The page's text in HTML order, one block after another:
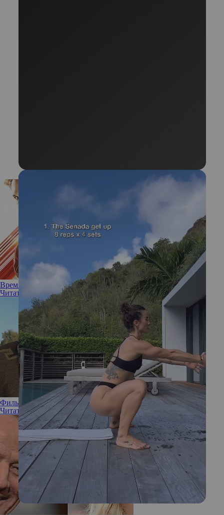
Время тепла: душевные фильмы для уютной осени
Читать полностью
Фильмы, концовку которых мы зря считаем счастливой
Читать полностью